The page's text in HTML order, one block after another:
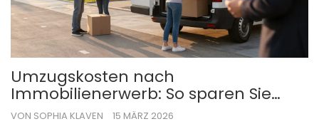
Umzugskosten nach
Immobilienerwerb: So sparen Sie
Steuern bei Pauschalen und
VON SOPHIA KLAVEN 15 MÄRZ 2026